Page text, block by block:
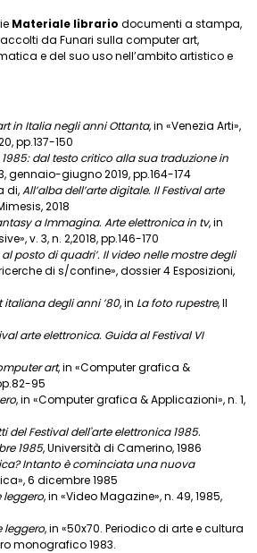
Materiale librario documenti a stampa,
da Funari sulla computer art,
e del suo uso nell’ambito artistico e
in Italia negli anni Ottanta, in «Venezia Arti»,
pp.137-150
dal testo critico alla sua traduzione in
gennaio-giugno 2019, pp.164-174
di,All’alba dell’arte digitale. Il Festival arte
2018
a Immagina. Arte elettronica in tv, in
v. 3, n. 2,2018, pp.146-170
al posto di quadri’. Il video nelle mostre degli
di s/confine», dossier 4 Esposizioni,
italiana degli anni ’80, in La foto rupestre, Il
arte elettronica. Guida al Festival VI
art, in «Computer grafica &
95
, in «Computer grafica & Applicazioni», n. 1,
del Festival dell'arte elettronica 1985.
1985, Università di Camerino, 1986
Intanto è cominciata una nuova
6 dicembre 1985
leggero, in «Video Magazine», n. 49, 1985,
leggero, in «50x70. Periodico di arte e cultura
monografico 1983.